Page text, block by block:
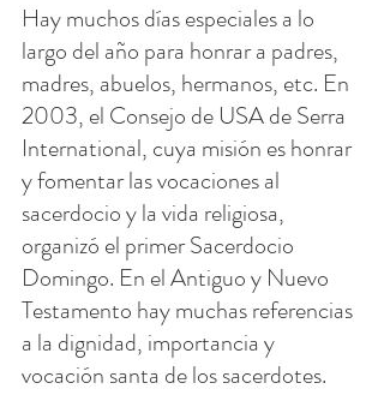
Hay muchos días especiales a lo
largo del año para honrar a padres,
madres, abuelos, hermanos, etc. En
2003, el Consejo de USA de Serra
International, cuya misión es honrar
y fomentar las vocaciones al
sacerdocio y la vida religiosa,
organizó el primer Sacerdocio
Domingo. En el Antiguo y Nuevo
Testamento hay muchas referencias
a la dignidad, importancia y
vocación santa de los sacerdotes.